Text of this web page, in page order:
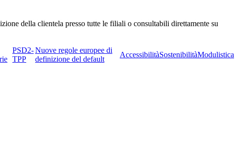
della clientela presso tutte le filiali o consultabili direttamente su
PSD2-
TPP
Nuove regole europee di
definizione del default
AccessibilitàSostenibilitàModulistica